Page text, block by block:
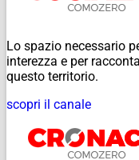
Lo spazio necessario
interezza e per
questo territorio.
scopri il canale